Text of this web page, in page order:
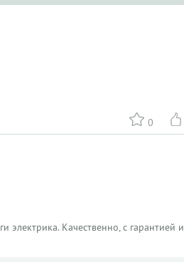
0
электрика. Качественно, с гарантией и